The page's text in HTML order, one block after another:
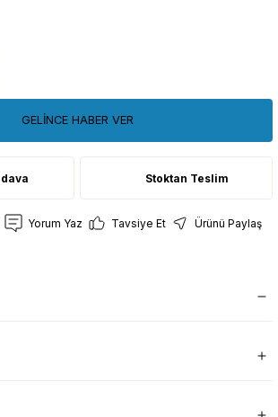
GELİNCE HABER VER
Stoktan Teslim
Yorum Yaz Tavsiye Et
Ürünü Paylaş